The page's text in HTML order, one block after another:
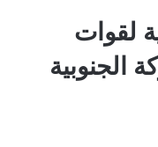
لقوات
الجنوبية